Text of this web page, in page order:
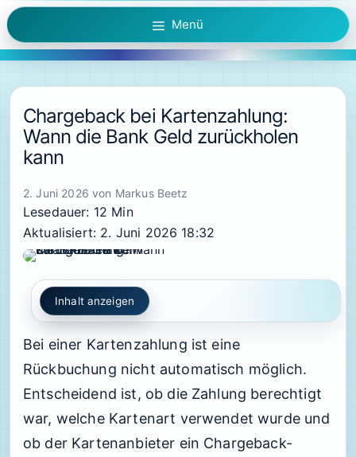
Zum
Inhalt
springen
Menü
Chargeback bei Kartenzahlung:
Wann die Bank Geld zurückholen
kann
2. Juni 2026 von Markus Beetz
Lesedauer: 12 Min
Aktualisiert: 2. Juni 2026 18:32
Inhalt anzeigen
Bei einer Kartenzahlung ist eine
Rückbuchung nicht automatisch möglich.
Entscheidend ist, ob die Zahlung berechtigt
war, welche Kartenart verwendet wurde und
ob der Kartenanbieter ein Chargeback-